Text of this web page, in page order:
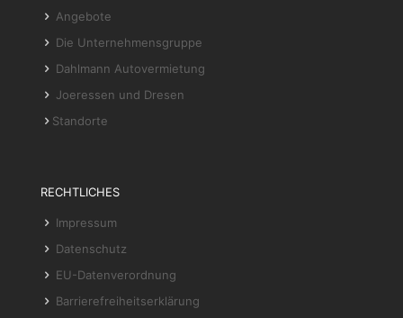
Angebote
Die Unternehmensgruppe
Dahlmann Autovermietung
Joeressen und Dresen
Standorte
RECHTLICHES
Impressum
Datenschutz
EU-Datenverordnung
Barrierefreiheitserklärung